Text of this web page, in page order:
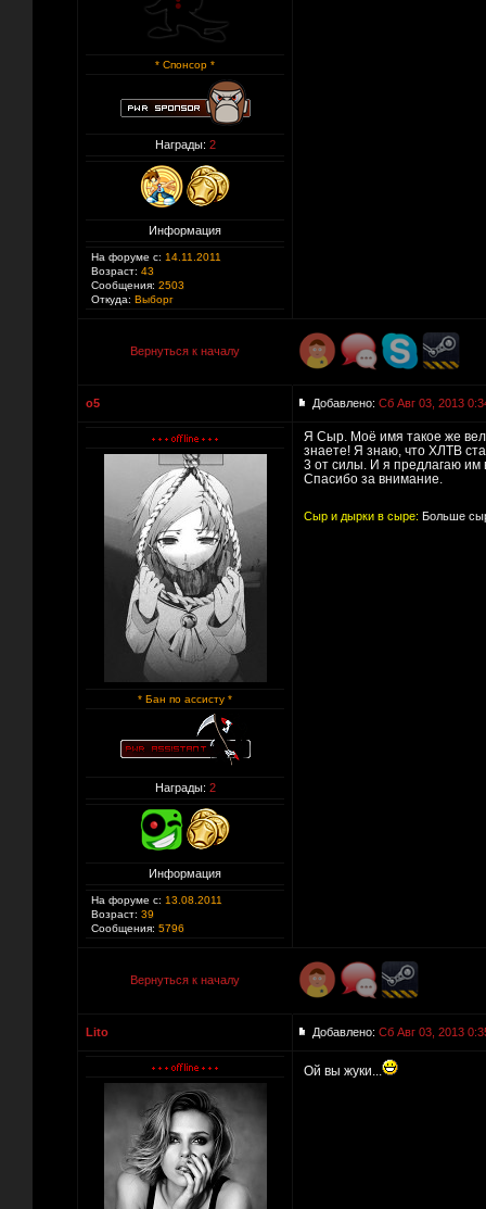
* Спонсор *
Награды: 2
Информация
На форуме с: 14.11.2011
Возраст: 43
Сообщения: 2503
Откуда: Выборг
Вернуться к началу
o5 Добавлено: Сб Авг 03, 2013
* Бан по ассисту *
Награды: 2
Информация
На форуме с: 13.08.2011
Возраст: 39
Сообщения: 5796
Я Сыр. Моё имя такое же
знаете! Я знаю, что ХЛТВ
3 от силы. И я предлагаю им
Спасибо за внимание.
Сыр и дырки в сыре: Больше
Вернуться к началу
Lito Добавлено: Сб Авг 03, 2013
Ой вы жуки...